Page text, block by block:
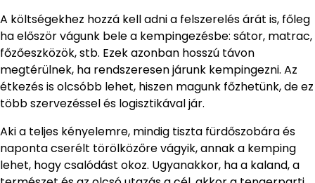
A költségekhez hozzá kell adni a felszerelés árát is, főleg
ha először vágunk bele a kempingezésbe: sátor, matrac,
főzőeszközök, stb. Ezek azonban hosszú távon
megtérülnek, ha rendszeresen járunk kempingezni. Az
étkezés is olcsóbb lehet, hiszen magunk főzhetünk, de ez
több szervezéssel és logisztikával jár.
Aki a teljes kényelemre, mindig tiszta fürdőszobára és
naponta cserélt törölközőre vágyik, annak a kemping
lehet, hogy csalódást okoz. Ugyanakkor, ha a kaland, a